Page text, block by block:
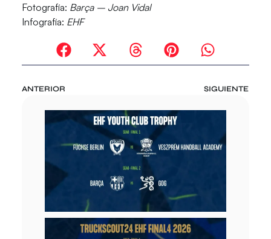
Fotografía: Barça – Joan Vidal
Infografía: EHF
ANTERIOR SIGUIENTE